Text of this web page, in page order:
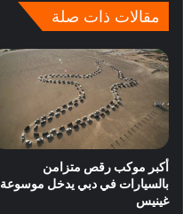
مقالات ذات صلة
أكبر موكب رقص متزامن
بالسيارات في دبي يدخل موسوعة
غينيس